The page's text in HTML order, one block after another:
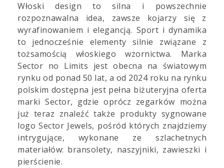
Włoski design to silna i powszechnie
rozpoznawalna idea, zawsze kojarzy się z
wyrafinowaniem i elegancją. Sport i dynamika
to jednocześnie elementy silnie związane z
tożsamością włoskiego wzornictwa. Marka
Sector no Limits jest obecna na światowym
rynku od ponad 50 lat, a od 2024 roku na rynku
polskim dostępna jest pełna biżuteryjna oferta
marki Sector, gdzie oprócz zegarków można
już teraz znaleźć także produkty sygnowane
logo Sector Jewels, pośród których znajdziemy
intrygujące, wykonane ze szlachetnych
materiałów: bransolety, naszyjniki, zawieszki i
pierścienie.